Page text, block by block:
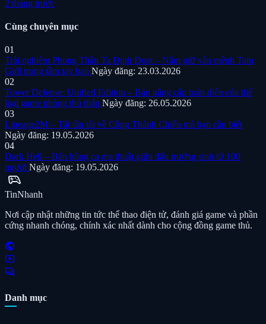
2 tháng trước
Cùng chuyên mục
01
Trải nghiệm Phong Thần Ta Định Đoạt – Nắm giữ vận mệnh Tam
Giới trong tầm tay bạn Ngày đăng: 23.03.2026
02
Tower Defense: Unified Edition – Bản nâng cấp toàn diện của thể
loại game phòng thủ tháp Ngày đăng: 26.05.2026
03
Lineage2M – Tất tần tật về Công Thành Chiến mà bạn cần biết
Ngày đăng: 19.05.2026
04
Dark Hell – Bản hùng ca ma thuật giữa đấu trường sinh tử 100
người Ngày đăng: 19.05.2026
sports_esports
TinNhanh
Nơi cập nhật những tin tức thể thao điện tử, đánh giá game và phần
cứng nhanh chóng, chính xác nhất dành cho cộng đồng game thủ.
public
smart_display
forum
Danh mục